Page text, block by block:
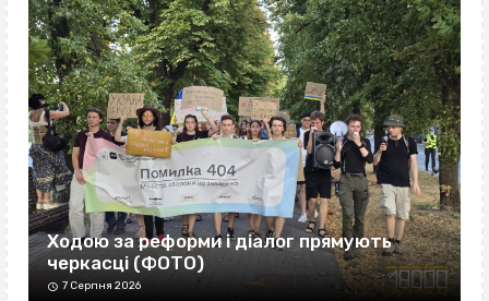
Ходою за реформи і діалог прямують
черкасці (ФОТО)
7 Серпня 2026